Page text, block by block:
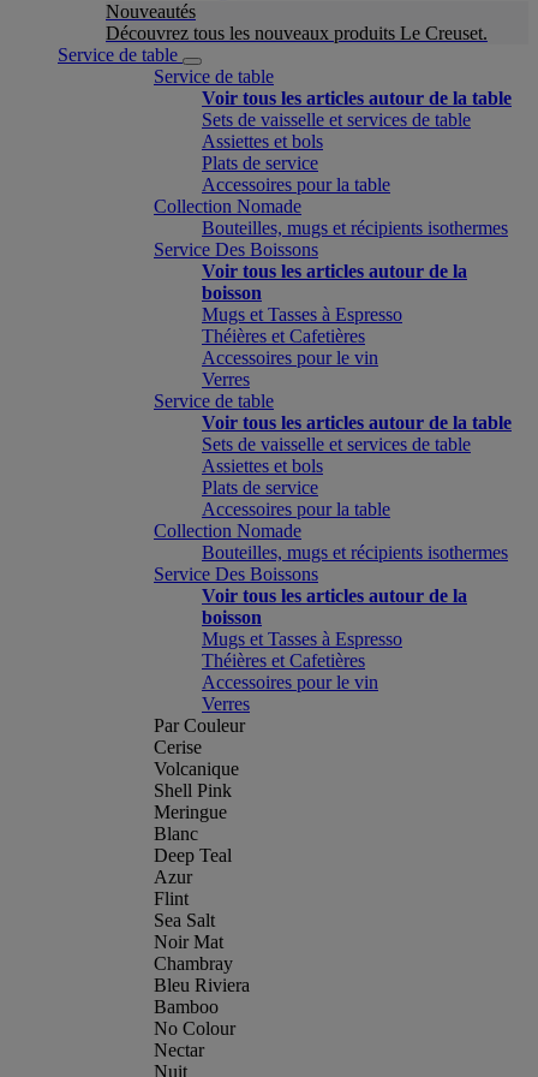
Nouveautés
Découvrez tous les nouveaux produits Le Creuset.
Service de table
Service de table
Voir tous les articles autour de la table
Sets de vaisselle et services de table
Assiettes et bols
Plats de service
Accessoires pour la table
Collection Nomade
Bouteilles, mugs et récipients isothermes
Service Des Boissons
Voir tous les articles autour de la
boisson
Mugs et Tasses à Espresso
Théières et Cafetières
Accessoires pour le vin
Verres
Service de table
Voir tous les articles autour de la table
Sets de vaisselle et services de table
Assiettes et bols
Plats de service
Accessoires pour la table
Collection Nomade
Bouteilles, mugs et récipients isothermes
Service Des Boissons
Voir tous les articles autour de la
boisson
Mugs et Tasses à Espresso
Théières et Cafetières
Accessoires pour le vin
Verres
Par Couleur
Cerise
Volcanique
Shell Pink
Meringue
Blanc
Deep Teal
Azur
Flint
Sea Salt
Noir Mat
Chambray
Bleu Riviera
Bamboo
No Colour
Nectar
Nuit